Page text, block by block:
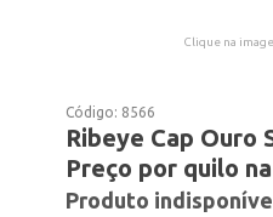
Clique na
Código: 8566
Ribeye Cap Ouro
Preço por quilo
Produto